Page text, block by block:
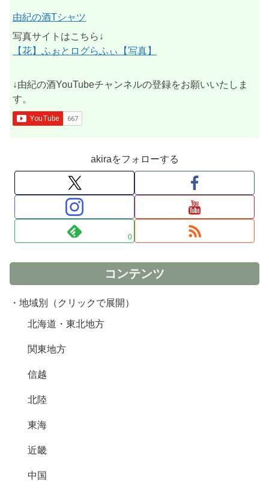
由紀の酒Tシャツ
写真サイトはこちら↓
【花】ふぉとログらふぃ【写真】
↓由紀の酒YouTubeチャンネルの登録をお願いいたしま
す。
akiraをフォローする
0
コンテンツ
・地域別（クリックで展開）
北海道・東北地方
関東地方
信越
北陸
東海
近畿
中国